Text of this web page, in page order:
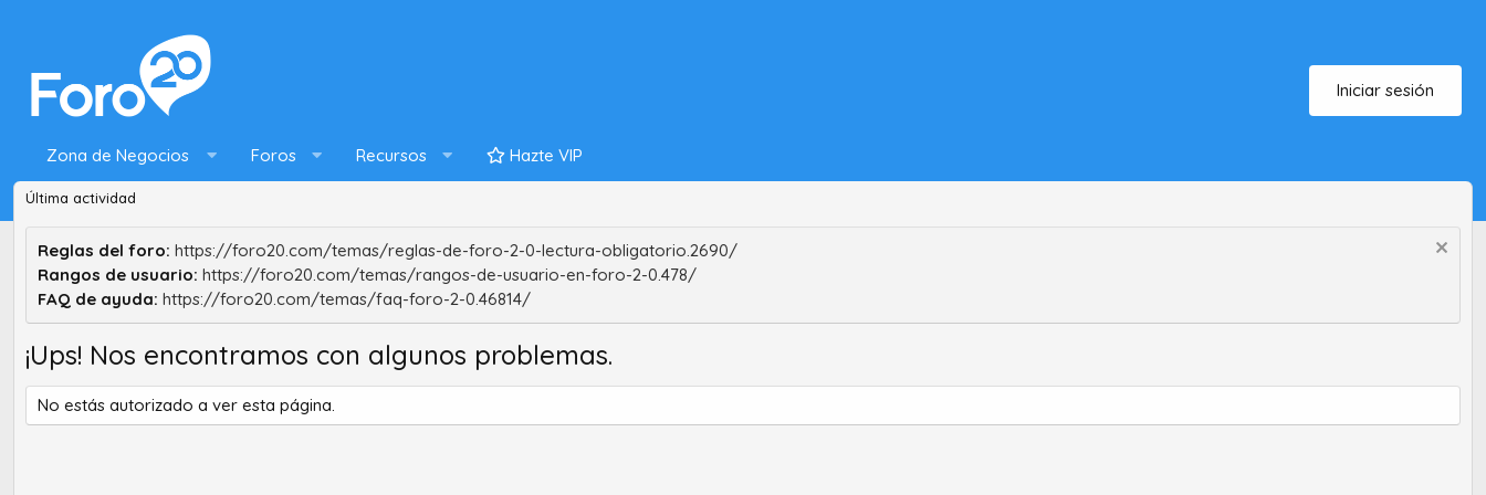
Iniciar sesión
Zona de Negocios Foros Recursos Hazte VIP
Última actividad
Reglas del foro: https://foro20.com/temas/reglas-de-foro-2-0-lectura-obligatorio.2690/
Rangos de usuario: https://foro20.com/temas/rangos-de-usuario-en-foro-2-0.478/
FAQ de ayuda: https://foro20.com/temas/faq-foro-2-0.46814/
¡Ups! Nos encontramos con algunos problemas.
No estás autorizado a ver esta página.